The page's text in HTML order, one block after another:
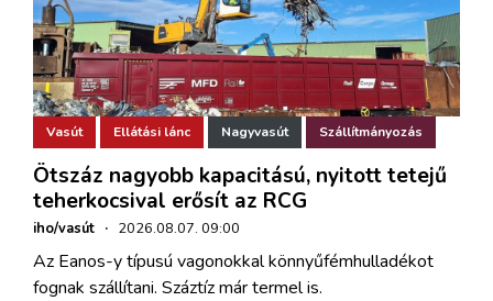
Vasút Ellátási lánc Nagyvasút Szállítmányozás
Ötszáz nagyobb kapacitású, nyitott tetejű
teherkocsival erősít az RCG
iho/vasút · 2026.08.07. 09:00
Az Eanos-y típusú vagonokkal könnyűfémhulladékot
fognak szállítani. Száztíz már termel is.